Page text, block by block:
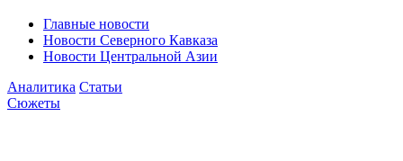
Главные новости
Новости Северного Кавказа
Новости Центральной Азии
Аналитика Статьи
Сюжеты